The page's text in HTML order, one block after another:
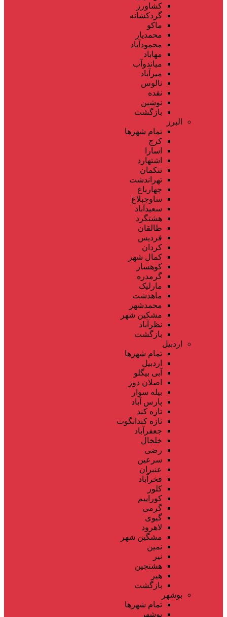
کشاورز
گردکشانه
ماکو
محمدیار
محمودآباد
مهاباد
میاندوآب
میرآباد
نالوس
نقده
نوشین
بازگشت
البرز
تمام شهر‌ها
کرج
اسارا
اشتهارد
تنکمان
تهراندشت
چهارباغ
ساوجبلاغ
سعیدآباد
هشتگرد
طالقان
فردیس
کردان
کمال شهر
کوهسار
گرمدره
مارلیک
ماهدشت
محمدشهر
مشکین شهر
نظرآباد
بازگشت
اردبیل
تمام شهر‌ها
اردبیل
آبی بیگلو
اصلان دوز
بیله سوار
پارس آباد
تازه کند
تازه کندانگوت
جعفرآباد
خلخال
رضی
سرعین
عنبران
فخرآباد
کلور
کوراییم
گرمی
گیوی
لاهرود
مشگین شهر
نمین
نیر
هشتجین
هیر
بازگشت
بوشهر
تمام شهر‌ها
بوشهر